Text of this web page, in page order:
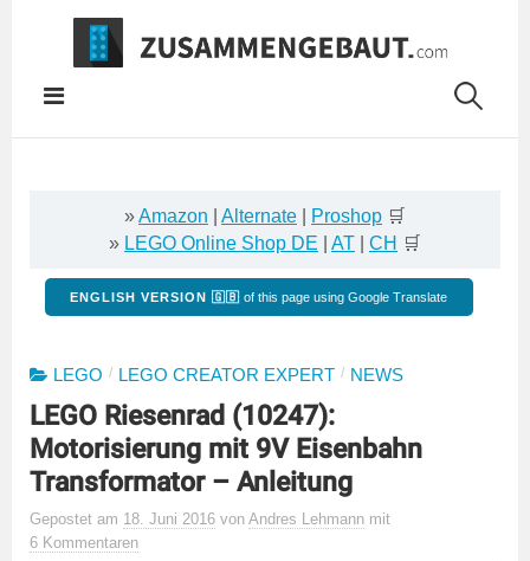
Springe
Inhalt
»Amazon Alternate Proshop 🛒
» LEGO Online Shop DE AT CH 🛒
ENGLISH VERSION 🇬🇧 of this page using Google Translate
LEGO / LEGO CREATOR EXPERT / NEWS
LEGO Riesenrad (10247):
Motorisierung mit 9V Eisenbahn
Transformator – Anleitung
Gepostet am 18. Juni 2016 von Andres Lehmann mit
6 Kommentaren